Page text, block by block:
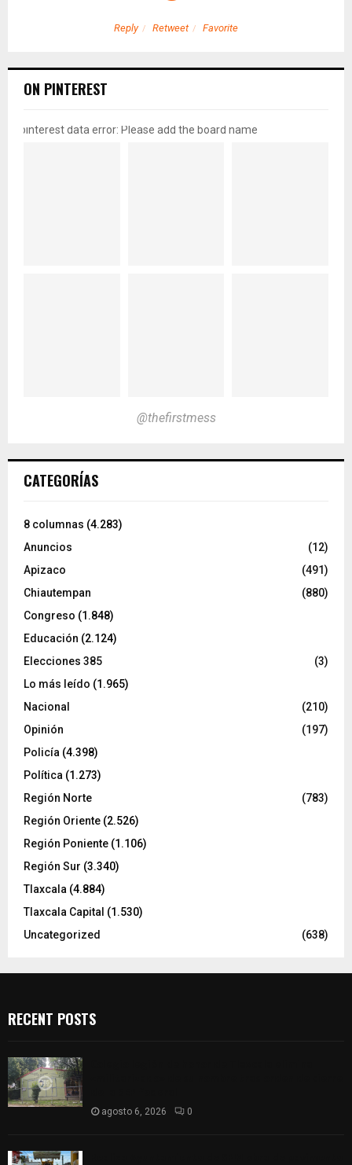
Reply Retweet Favorite
ON PINTEREST
pinterest data error: Please add the board name
@thefirstmess
CATEGORÍAS
8 columnas (4.283)
Anuncios
(12)
Apizaco
(491)
Chiautempan
(880)
Congreso (1.848)
Educación (2.124)
Elecciones 385
(3)
Lo más leído (1.965)
Nacional
(210)
Opinión
(197)
Policía (4.398)
Política (1.273)
Región Norte
(783)
Región Oriente (2.526)
Región Poniente (1.106)
Región Sur (3.340)
Tlaxcala (4.884)
Tlaxcala Capital (1.530)
Uncategorized
(638)
RECENT POSTS
agosto 6, 2026 0